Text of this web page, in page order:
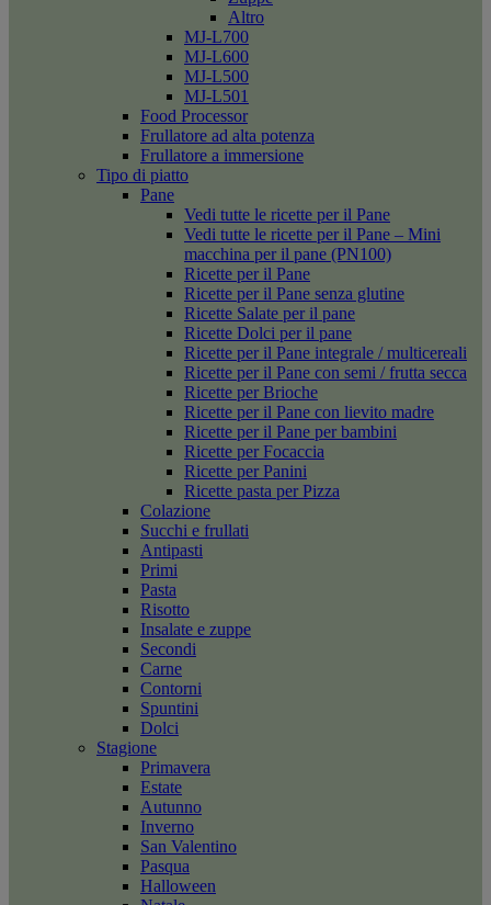
Altro
MJ-L700
MJ-L600
MJ-L500
MJ-L501
Food Processor
Frullatore ad alta potenza
Frullatore a immersione
Tipo di piatto
Pane
Vedi tutte le ricette per il Pane
Vedi tutte le ricette per il Pane – Mini
macchina per il pane (PN100)
Ricette per il Pane
Ricette per il Pane senza glutine
Ricette Salate per il pane
Ricette Dolci per il pane
Ricette per il Pane integrale / multicereali
Ricette per il Pane con semi / frutta secca
Ricette per Brioche
Ricette per il Pane con lievito madre
Ricette per il Pane per bambini
Ricette per Focaccia
Ricette per Panini
Ricette pasta per Pizza
Colazione
Succhi e frullati
Antipasti
Primi
Pasta
Risotto
Insalate e zuppe
Secondi
Carne
Contorni
Spuntini
Dolci
Stagione
Primavera
Estate
Autunno
Inverno
San Valentino
Pasqua
Halloween